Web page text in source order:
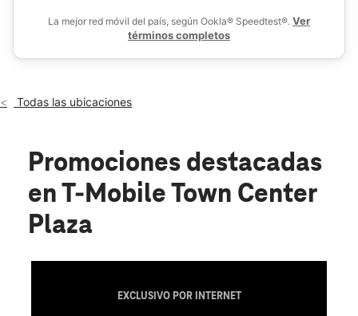
La mejor red móvil del país, según Ookla® Speedtest®. Ver
términos completos
Todas las ubicaciones
Promociones destacadas
en T-Mobile Town Center
Plaza
EXCLUSIVO POR INTERNET